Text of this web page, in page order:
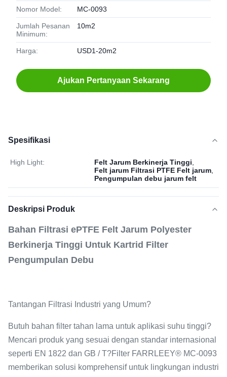
Nomor Model: MC-0093
Jumlah Pesanan
Minimum:
10m2
Harga: USD1-20m2
Ajukan Pertanyaan Sekarang
Spesifikasi
High Light: Felt Jarum Berkinerja Tinggi
Felt jarum Filtrasi PTFE Felt jarum
Pengumpulan debu jarum felt
Deskripsi Produk
Bahan Filtrasi ePTFE Felt Jarum Polyester
Berkinerja Tinggi Untuk Kartrid Filter
Pengumpulan Debu
Tantangan Filtrasi Industri yang Umum?
Butuh bahan filter tahan lama untuk aplikasi suhu tinggi?
Mencari produk yang sesuai dengan standar internasional
seperti EN 1822 dan GB / T?Filter FARRLEEY® MC-0093
memberikan solusi komprehensif untuk lingkungan industri